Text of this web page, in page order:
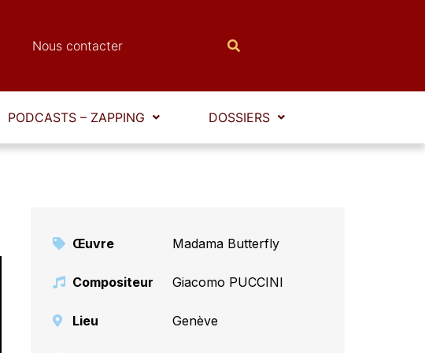
Nous contacter
PODCASTS – ZAPPING DOSSIERS
Œuvre Madama Butterfly
Compositeur Giacomo PUCCINI
Lieu Genève